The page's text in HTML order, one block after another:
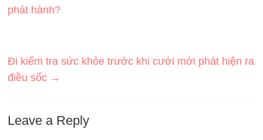
phát hành?
Đi kiểm tra sức khỏe trước khi cưới mới phát hiện ra
điều sốc →
Leave a Reply